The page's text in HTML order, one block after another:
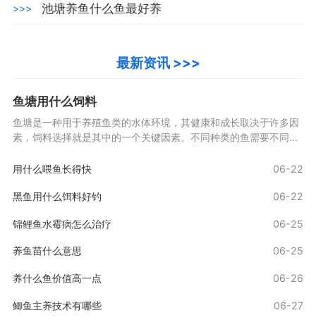
>>> 池塘养鱼什么鱼最好养
最新资讯 >>>
鱼塘用什么饲料
鱼塘是一种用于养殖鱼类的水体环境，其健康和成长取决于许多因
素，饲料选择就是其中的一个关键因素。不同种类的鱼需要不同类
用什么喂鱼长得快
06-22
黑鱼用什么饵料好钓 06-22
锦鲤鱼水霉病怎么治疗 06-25
养鱼苗什么意思 06-25
养什么鱼价值高一点 06-26
鲫鱼主养技术有哪些 06-27